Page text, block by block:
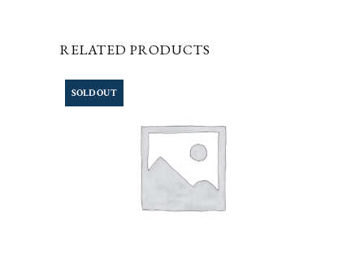
RELATED PRODUCTS
SOLD OUT